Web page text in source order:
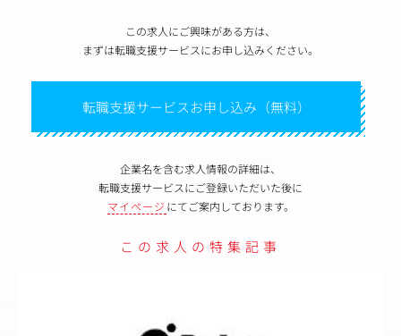
この求人にご興味がある方は、
まずは転職支援サービスにお申し込みください。
転職支援サービスお申し込み（無料）
企業名を含む求人情報の詳細は、
転職支援サービスにご登録いただいた後に
マイページ にてご案内しております。
この求人の特集記事